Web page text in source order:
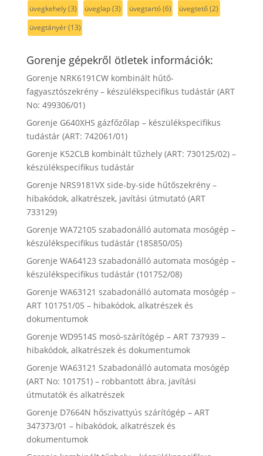
üvegkehely(3) üveglap(3) üvegtartó(6) üvegtető(2)
üvegtányér(13)
Gorenje gépekről ötletek információk:
Gorenje NRK6191CW kombinált hűtő-
fagyasztószekrény – készülékspecifikus tudástár (ART
No: 499306/01)
Gorenje G640XHS gázfőzőlap – készülékspecifikus
tudástár (ART: 742061/01)
Gorenje K52CLB kombinált tűzhely (ART: 730125/02) –
készülékspecifikus tudástár
Gorenje NRS9181VX side-by-side hűtőszekrény –
hibakódok, alkatrészek, javítási útmutató (ART
733129)
Gorenje WA72105 szabadonálló automata mosógép –
készülékspecifikus tudástár (185850/05)
Gorenje WA64123 szabadonálló automata mosógép –
készülékspecifikus tudástár (101752/08)
Gorenje WA63121 szabadonálló automata mosógép –
ART 101751/05 – hibakódok, alkatrészek és
dokumentumok
Gorenje WD9514S mosó-szárítógép – ART 737939 –
hibakódok, alkatrészek és dokumentumok
Gorenje WA63121 Szabadonálló automata mosógép
(ART No: 101751) – robbantott ábra, javítási
útmutatók és alkatrészek
Gorenje D7664N hőszivattyús szárítógép – ART
347373/01 – hibakódok, alkatrészek és
dokumentumok